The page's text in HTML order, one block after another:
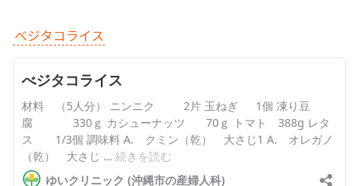
べジタコライス